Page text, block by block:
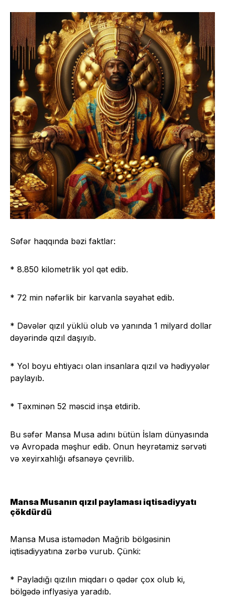
Səfər haqqında bəzi faktlar:
* 8.850 kilometrlik yol qət edib.
* 72 min nəfərlik bir karvanla səyahət edib.
* Dəvələr qızıl yüklü olub və yanında 1 milyard dollar
dəyərində qızıl daşıyıb.
* Yol boyu ehtiyacı olan insanlara qızıl və hədiyyələr
paylayıb.
* Təxminən 52 məscid inşa etdirib.
Bu səfər Mansa Musa adını bütün İslam dünyasında
və Avropada məşhur edib. Onun heyrətamiz sərvəti
və xeyirxahlığı əfsanəyə çevrilib.
Mansa Musanın qızıl paylaması iqtisadiyyatı
çökdürdü
Mansa Musa istəmədən Mağrib bölgəsinin
iqtisadiyyatına zərbə vurub. Çünki:
* Payladığı qızılın miqdarı o qədər çox olub ki,
bölgədə inflyasiya yaradıb.